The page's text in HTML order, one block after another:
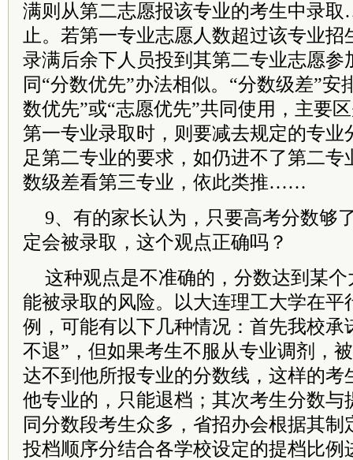
满则从第二志愿报该专业的考生中录
止。若第一专业志愿人数超过该专业
录满后余下人员投到其第二专业志愿参
同“分数优先”办法相似。“分数级差”安
数优先”或“志愿优先”共同使用，主要
第一专业录取时，则要减去规定的专业
足第二专业的要求，如仍进不了第二专
数级差看第三专业，依此类推……
9、有的家长认为，只要高考分数够
定会被录取，这个观点正确吗？
这种观点是不准确的，分数达到某
能被录取的风险。以大连理工大学在平
例，可能有以下几种情况：首先我校承
不退”，但如果考生不服从专业调剂，
达不到他所报专业的分数线，这样的考
他专业的，只能退档；其次考生分数与
同分数段考生众多，省招办会根据其制
投档顺序分结合各学校设定的提档比例